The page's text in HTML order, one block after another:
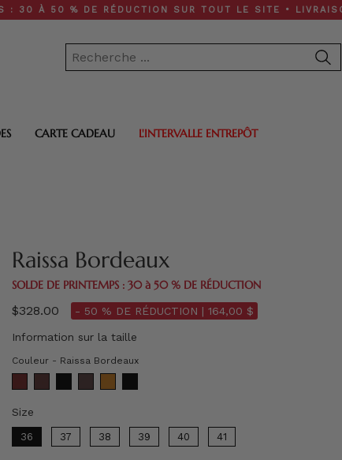
DE RÉDUCTION SUR TOUT LE SITE • LIVRAISON
CARTE CADEAU L'INTERVALLE ENTREPÔT
Raissa Bordeaux
SOLDE DE PRINTEMPS : 30 à 50 % DE RÉDUCTION
$328.00 - 50 % DE RÉDUCTION | 164,00 $
Information sur la taille
Couleur - Raissa BordeauxCouleur
Size
36 37 38 39 40 41